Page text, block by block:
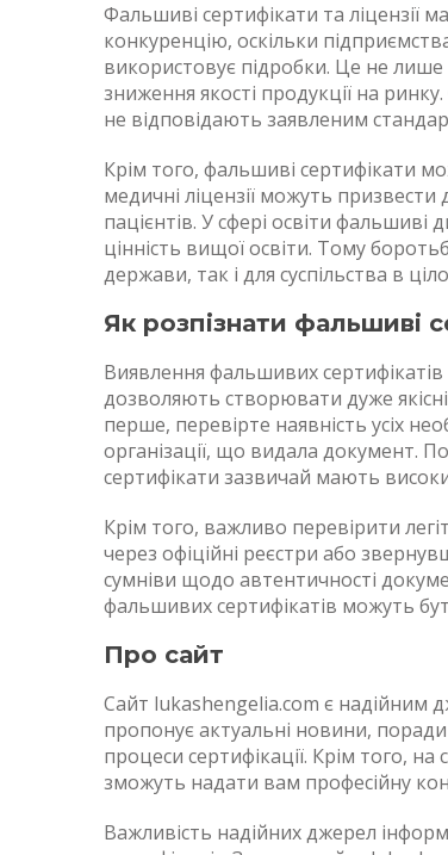
Фальшиві сертифікати та
конкуренцію, оскільки
використовує підробки. Це не
зниження якості продукції на
не відповідають заявленим
Крім того, фальшиві сертифікати
медичні ліцензії можуть
пацієнтів. У сфері освіти
цінність вищої освіти. Тому
держави, так і для суспільства в
Як розпізнати фальшиві
Виявлення фальшивих
дозволяють створювати дуже
перше, перевірте наявність усіх
організації, що видала документ.
сертифікати зазвичай мають
Крім того, важливо перевірити
через офіційні реєстри або
сумніви щодо автентичності
фальшивих сертифікатів можуть
Про сайт
Сайт lukashengelia.com є надійним
пропонує актуальні новини,
процеси сертифікації. Крім того,
зможуть надати вам професійну
Важливість надійних джерел